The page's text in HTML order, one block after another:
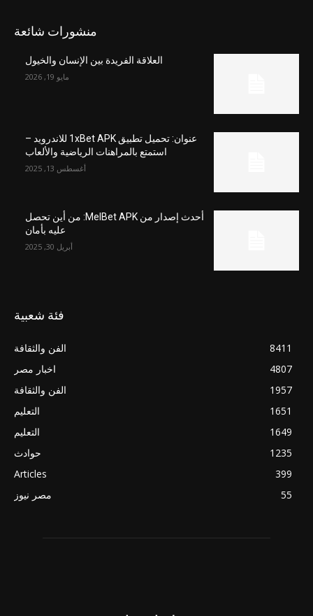
منشورات شائعة
العلاقة الفريدة بين الإنسان والخيول
مايو 19, 2026
عنوان: تحميل تطبيق 1xBet APK للاندرويد –
استمتع بالمراهنات الرياضية والألعاب
أغسطس 13, 2025
أحدث إصدار من MelBet APK: من أين تحصل
عليه بأمان
أبريل 30, 2025
فئة شعبية
الفن والثقافة
8411
اخبار مصر
4807
الفن والثقافة
1957
التعليم
1651
التعليم
1649
حوادث
1235
Articles
399
مصر نيوز
55